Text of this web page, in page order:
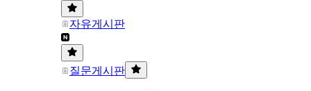
자유게시판
질문게시판